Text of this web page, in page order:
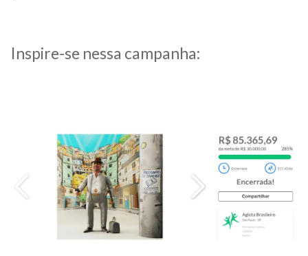
Inspire-se nessa campanha: